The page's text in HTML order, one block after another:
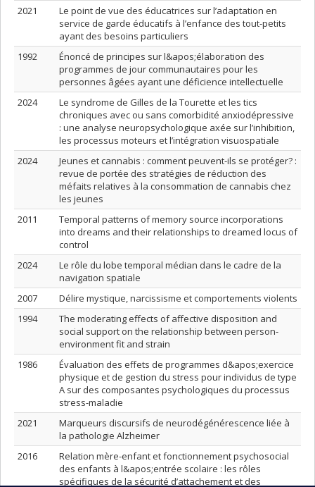
2021
Le point de vue des éducatrices sur l’adaptation en
service de garde éducatifs à l’enfance des tout-petits
ayant des besoins particuliers
1992
Énoncé de principes sur l&apos;élaboration des
programmes de jour communautaires pour les
personnes âgées ayant une déficience intellectuelle
2024
Le syndrome de Gilles de la Tourette et les tics
chroniques avec ou sans comorbidité anxiodépressive
: une analyse neuropsychologique axée sur l’inhibition,
les processus moteurs et l’intégration visuospatiale
2024
Jeunes et cannabis : comment peuvent-ils se protéger? :
revue de portée des stratégies de réduction des
méfaits relatives à la consommation de cannabis chez
les jeunes
2011
Temporal patterns of memory source incorporations
into dreams and their relationships to dreamed locus of
control
2024
Le rôle du lobe temporal médian dans le cadre de la
navigation spatiale
2007
Délire mystique, narcissisme et comportements violents
1994
The moderating effects of affective disposition and
social support on the relationship between person-
environment fit and strain
1986
Évaluation des effets de programmes d&apos;exercice
physique et de gestion du stress pour individus de type
A sur des composantes psychologiques du processus
stress-maladie
2021
Marqueurs discursifs de neurodégénérescence liée à
la pathologie Alzheimer
2016
Relation mère-enfant et fonctionnement psychosocial
des enfants à l&apos;entrée scolaire : les rôles
spécifiques de la sécurité d’attachement et des